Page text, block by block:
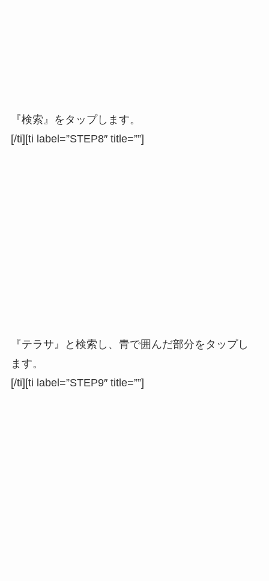
『検索』をタップします。
[/ti][ti label=”STEP8″ title=””]
『テラサ』と検索し、青で囲んだ部分をタップし
ます。
[/ti][ti label=”STEP9″ title=””]